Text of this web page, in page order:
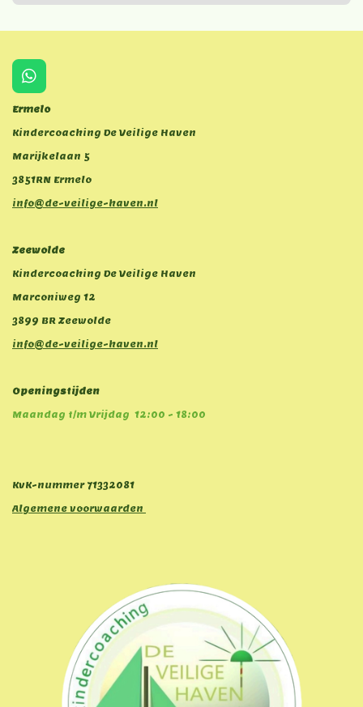
W
h
a
t
A
p
p
Ermelo
Kindercoaching De Veilige Haven
Marijkelaan 5
3851RN Ermelo
info@de-veilige-haven.nl
Zeewolde
Kindercoaching De Veilige Haven
Marconiweg 12
3899 BR Zeewolde
info@de-veilige-haven.nl
Openingstijden
Maandag t/m Vrijdag 12:00 - 18:00
KvK-nummer 71332081
Algemene voorwaarden